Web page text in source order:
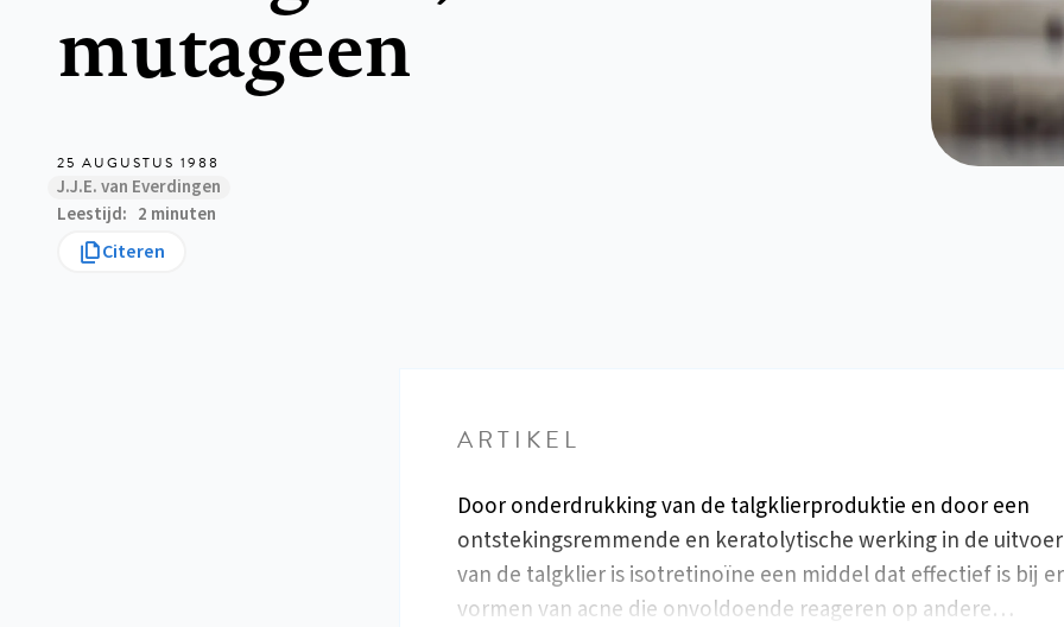
mutageen
25 AUGUSTUS 1988
J.J.E. van Everdingen
Leestijd
2 minuten
Citeren
ARTIKEL
Door onderdrukking van de talgklierproduktie en door een
ontstekingsremmende en keratolytische werking in de
van de talgklier is isotretinoïne een middel dat effectief is bij
vormen van acne die onvoldoende reageren op andere…